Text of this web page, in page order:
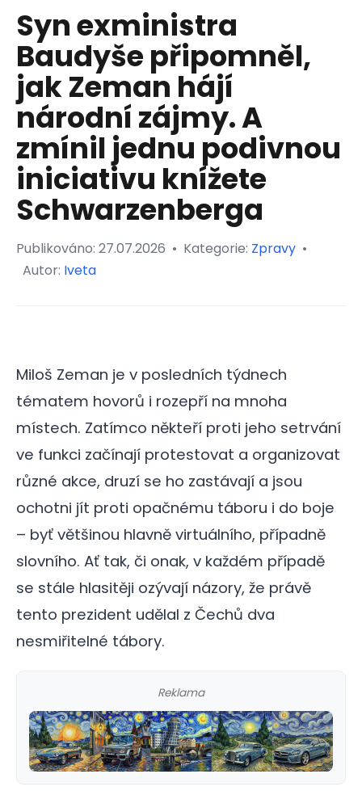
Syn exministra
Baudyše připomněl,
jak Zeman hájí
národní zájmy. A
zmínil jednu podivnou
iniciativu knížete
Schwarzenberga
Publikováno: 27.07.2026 • Kategorie: Zpravy •
Autor: Iveta
Miloš Zeman je v posledních týdnech
tématem hovorů i rozepří na mnoha
místech. Zatímco někteří proti jeho setrvání
ve funkci začínají protestovat a organizovat
různé akce, druzí se ho zastávají a jsou
ochotni jít proti opačnému táboru i do boje
– byť většinou hlavně virtuálního, případně
slovního. Ať tak, či onak, v každém případě
se stále hlasitěji ozývají názory, že právě
tento prezident udělal z Čechů dva
nesmiřitelné tábory.
Reklama